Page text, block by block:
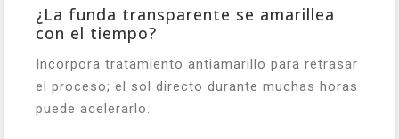
¿La funda transparente se amarillea
con el tiempo?
Incorpora tratamiento antiamarillo para retrasar
el proceso; el sol directo durante muchas horas
puede acelerarlo.